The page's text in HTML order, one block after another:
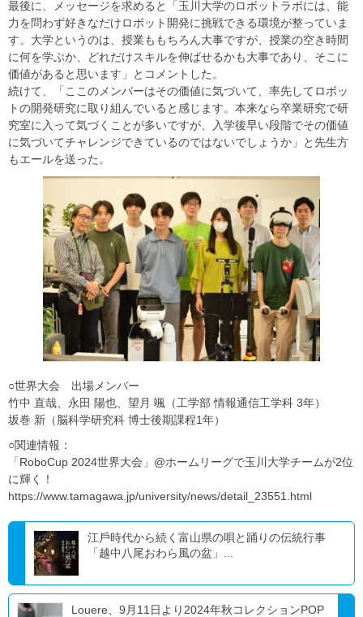
最後に、メッセージを求めると「玉川大学のロボットラボには、能
力を問わず好きなだけロボット開発に挑戦できる環境が整っていま
す。大学というのは、授業ももちろん大事ですが、授業の空き時間
に何を学ぶか、どれだけスキルを伸ばせるかも大事であり、そこに
価値があると思います」とコメントした。
続けて、「ここのメンバーはその価値に気づいて、率先してロボッ
トの開発研究に取り組んでいると感じます。本来なら卒業研究で研
究室に入って気づくことが多いですが、入学後早い段階でその価値
に気づいてチャレンジできているのではないでしょうか」と先生方
もエールを送った。
○世界大会 出場メンバー
竹中 直哉、永田 陽也、望月 颯（工学部 情報通信工学科 3年）
坂巻 新（脳科学研究科 博士後期課程1年）
○関連情報：
「RoboCup 2024世界大会」@ホームリーグで玉川大学チームが2位
に輝く！
https://www.tamagawa.jp/university/news/detail_23551.html
江⼾時代から続く富山県の唄と踊りの伝統行事
「越中⼋尾おわら⾵の盆」...
Louere、9月11日より2024年秋コレクションPOP